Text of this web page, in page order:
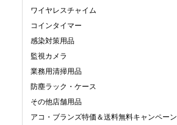
ワイヤレスチャイム
コインタイマー
感染対策用品
監視カメラ
業務用清掃用品
防塵ラック・ケース
その他店舗用品
アコ・ブランズ特価＆送料無料キャンペーン